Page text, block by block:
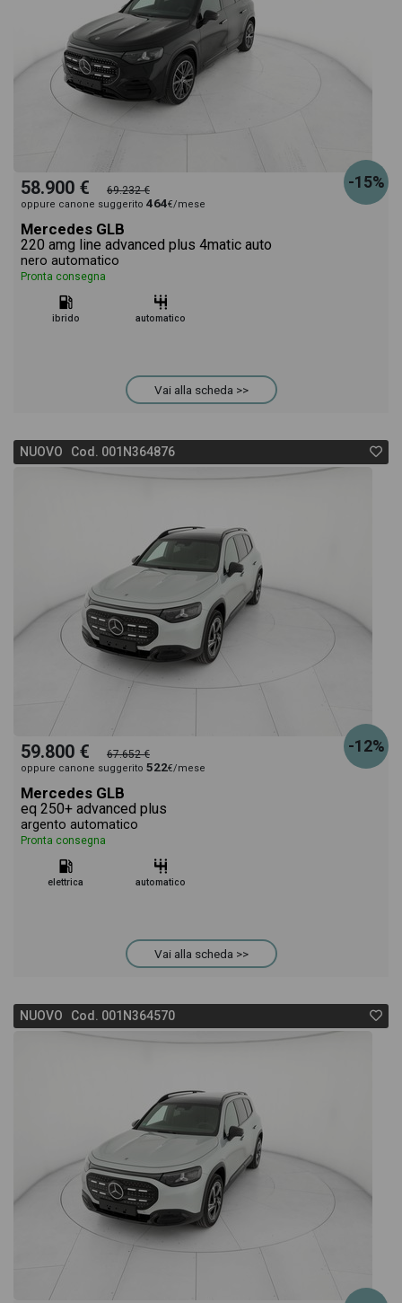
-15%
58.900 € 69.232 €
oppure canone suggerito 464€/mese
Mercedes GLB
220 amg line advanced plus 4matic auto
nero automatico
Pronta consegna
ibrido automatico
Vai alla scheda >>
NUOVO Cod. 001N364876
-12%
59.800 € 67.652 €
oppure canone suggerito 522€/mese
Mercedes GLB
eq 250+ advanced plus
argento automatico
Pronta consegna
elettrica automatico
Vai alla scheda >>
NUOVO Cod. 001N364570